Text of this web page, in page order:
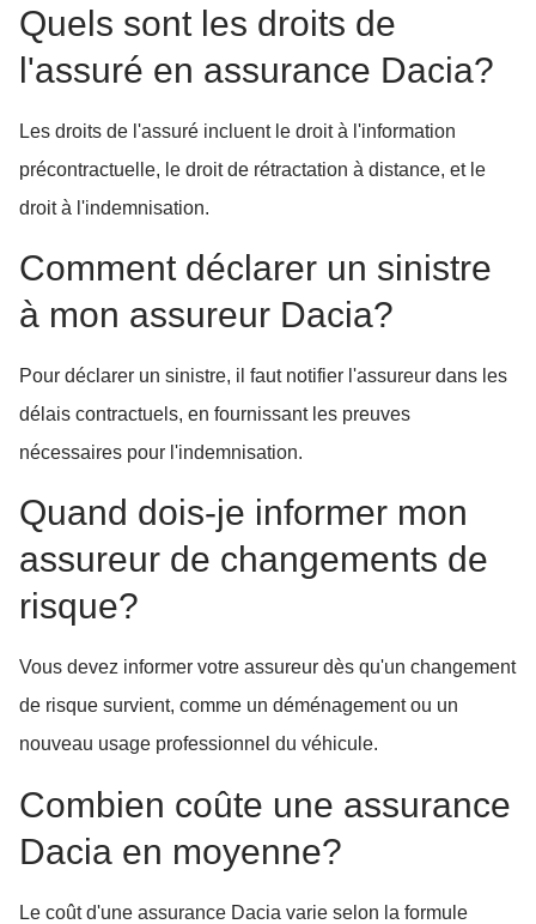
Quels sont les droits de
l'assuré en assurance Dacia?
Les droits de l'assuré incluent le droit à l'information
précontractuelle, le droit de rétractation à distance, et le
droit à l'indemnisation.
Comment déclarer un sinistre
à mon assureur Dacia?
Pour déclarer un sinistre, il faut notifier l'assureur dans les
délais contractuels, en fournissant les preuves
nécessaires pour l'indemnisation.
Quand dois-je informer mon
assureur de changements de
risque?
Vous devez informer votre assureur dès qu'un changement
de risque survient, comme un déménagement ou un
nouveau usage professionnel du véhicule.
Combien coûte une assurance
Dacia en moyenne?
Le coût d'une assurance Dacia varie selon la formule